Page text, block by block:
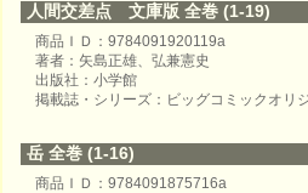
人間交差点 文庫版 全巻 (1-19)
商品ＩＤ：9784091920119a
著者：矢島正雄、弘兼憲史
出版社：小学館
掲載誌・シリーズ：ビッグコミックオリ
岳 全巻 (1-16)
商品ＩＤ：9784091875716a